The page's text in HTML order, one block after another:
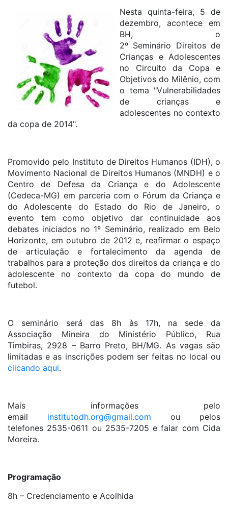
Nesta quinta-feira, 5 de
dezembro, acontece em
BH, o
2º Seminário Direitos de
Crianças e Adolescentes
no Circuito da Copa e
Objetivos do Milênio, com
o tema "Vulnerabilidades
de crianças e
adolescentes no contexto
da copa de 2014".
Promovido pelo Instituto de Direitos Humanos (IDH), o
Movimento Nacional de Direitos Humanos (MNDH) e o
Centro de Defesa da Criança e do Adolescente
(Cedeca-MG) em parceria com o Fórum da Criança e
do Adolescente do Estado do Rio de Janeiro, o
evento tem como objetivo dar continuidade aos
debates iniciados no 1º Seminário, realizado em Belo
Horizonte, em outubro de 2012 e, reafirmar o espaço
de articulação e fortalecimento da agenda de
trabalhos para a proteção dos direitos da criança e do
adolescente no contexto da copa do mundo de
futebol.
O seminário será das 8h às 17h, na sede da
Associação Mineira do Ministério Público, Rua
Timbiras, 2928 – Barro Preto, BH/MG. As vagas são
limitadas e as inscrições podem ser feitas no local ou
clicando aqui.
Mais informações pelo
email institutodh.org@gmail.com ou pelos
telefones 2535-0611 ou 2535-7205 e falar com Cida
Moreira.
Programação
8h – Credenciamento e Acolhida